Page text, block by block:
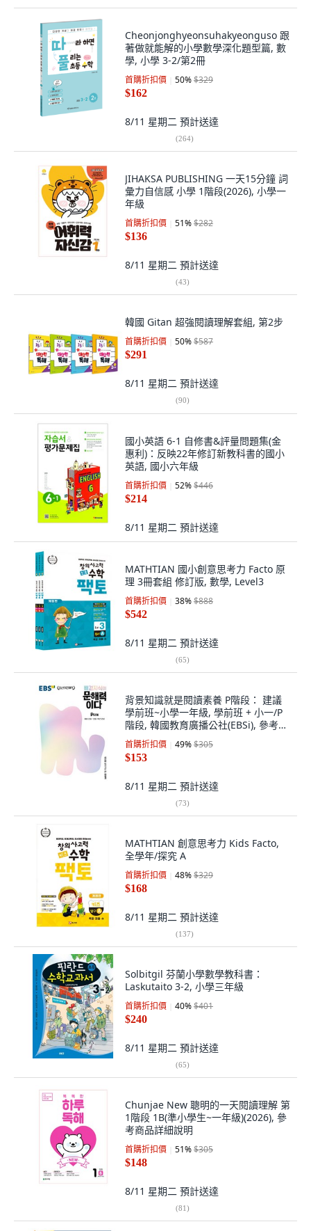
Cheonjonghyeonsuhakyeonguso 跟
著做就能解的小學數學深化題型篇, 數
學, 小學 3-2/第2冊
首購折扣價 50%$329
$162
8/11 星期二 預計送達
(264)
JIHAKSA PUBLISHING 一天15分鐘 詞
彙力自信感 小學 1階段(2026), 小學一
年級
首購折扣價 51%$282
$136
8/11 星期二 預計送達
(43)
韓國 Gitan 超強閱讀理解套組, 第2步
首購折扣價 50%$587
$291
8/11 星期二 預計送達
(90)
國小英語 6-1 自修書&評量問題集(金
惠利)：反映22年修訂新教科書的國小
英語, 國小六年級
首購折扣價 52%$446
$214
8/11 星期二 預計送達
MATHTIAN 國小創意思考力 Facto 原
理 3冊套組 修訂版, 數學, Level3
首購折扣價 38%$888
$542
8/11 星期二 預計送達
(65)
背景知識就是閱讀素養 P階段： 建議
學前班~小學一年級, 學前班 + 小一/P
階段, 韓國教育廣播公社(EBSi), 參考詳
細內容
首購折扣價 49%$305
$153
8/11 星期二 預計送達
(73)
MATHTIAN 創意思考力 Kids Facto,
全學年/探究 A
首購折扣價 48%$329
$168
8/11 星期二 預計送達
(137)
Solbitgil 芬蘭小學數學教科書：
Laskutaito 3-2, 小學三年級
首購折扣價 40%$401
$240
8/11 星期二 預計送達
(65)
Chunjae New 聰明的一天閱讀理解 第
1階段 1B(準小學生~一年級)(2026), 參
考商品詳細說明
首購折扣價 51%$305
$148
8/11 星期二 預計送達
(81)